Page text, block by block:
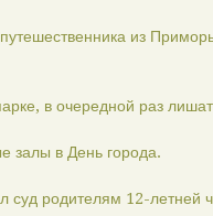
из
в очередной раз лишат
залы в День города.
суд родителям 12-летней